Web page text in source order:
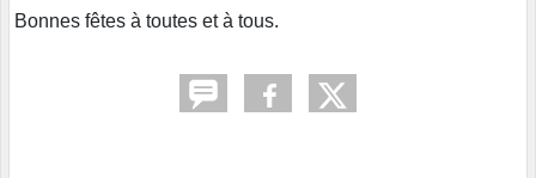
Bonnes fêtes à toutes et à tous.